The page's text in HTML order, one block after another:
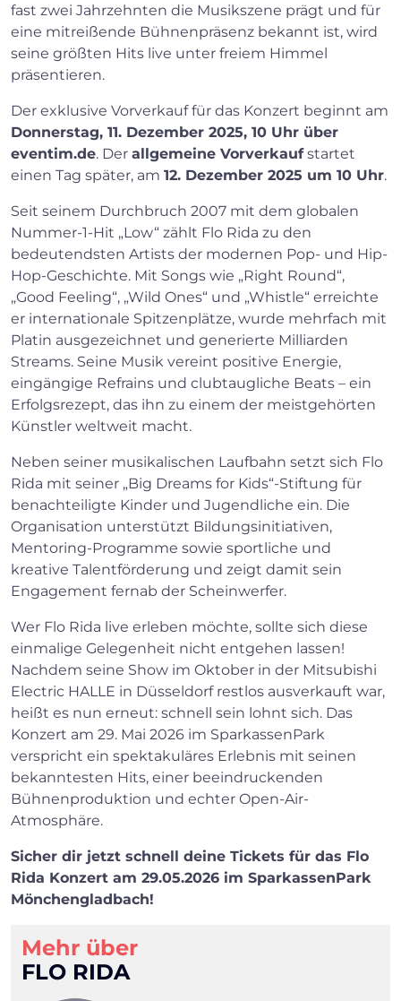
fast zwei Jahrzehnten die Musikszene prägt und für
eine mitreißende Bühnenpräsenz bekannt ist, wird
seine größten Hits live unter freiem Himmel
präsentieren.
Der exklusive Vorverkauf für das Konzert beginnt am
Donnerstag, 11. Dezember 2025, 10 Uhr über
eventim.de. Der allgemeine Vorverkaufstartet
einen Tag später, am 12. Dezember 2025 um 10 Uhr.
Seit seinem Durchbruch 2007 mit dem globalen
Nummer-1-Hit „Low“ zählt Flo Rida zu den
bedeutendsten Artists der modernen Pop- und Hip-
Hop-Geschichte. Mit Songs wie „Right Round“,
„Good Feeling“, „Wild Ones“ und „Whistle“ erreichte
er internationale Spitzenplätze, wurde mehrfach mit
Platin ausgezeichnet und generierte Milliarden
Streams. Seine Musik vereint positive Energie,
eingängige Refrains und clubtaugliche Beats – ein
Erfolgsrezept, das ihn zu einem der meistgehörten
Künstler weltweit macht.
Neben seiner musikalischen Laufbahn setzt sich Flo
Rida mit seiner „Big Dreams for Kids“-Stiftung für
benachteiligte Kinder und Jugendliche ein. Die
Organisation unterstützt Bildungsinitiativen,
Mentoring-Programme sowie sportliche und
kreative Talentförderung und zeigt damit sein
Engagement fernab der Scheinwerfer.
Wer Flo Rida live erleben möchte, sollte sich diese
einmalige Gelegenheit nicht entgehen lassen!
Nachdem seine Show im Oktober in der Mitsubishi
Electric HALLE in Düsseldorf restlos ausverkauft war,
heißt es nun erneut: schnell sein lohnt sich. Das
Konzert am 29. Mai 2026 im SparkassenPark
verspricht ein spektakuläres Erlebnis mit seinen
bekanntesten Hits, einer beeindruckenden
Bühnenproduktion und echter Open-Air-
Atmosphäre.
Sicher dir jetzt schnell deine Tickets für das Flo
Rida Konzert am 29.05.2026 im SparkassenPark
Mönchengladbach!
Mehr über
FLO RIDA